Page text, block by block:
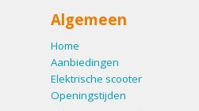
Algemeen
Home
Aanbiedingen
Elektrische scooter
Openingstijden